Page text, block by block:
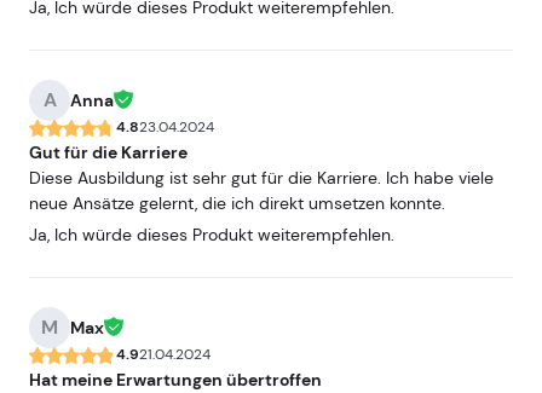
Ja, Ich würde dieses Produkt weiterempfehlen.
A Anna
4.823.04.2024
Gut für die Karriere
Diese Ausbildung ist sehr gut für die Karriere. Ich habe viele
neue Ansätze gelernt, die ich direkt umsetzen konnte.
Ja, Ich würde dieses Produkt weiterempfehlen.
M Max
4.921.04.2024
Hat meine Erwartungen übertroffen